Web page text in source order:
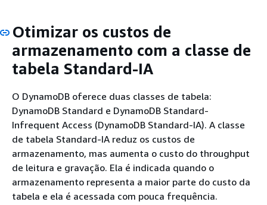
Otimizar os custos de
armazenamento com a classe de
tabela Standard-IA
O DynamoDB oferece duas classes de tabela:
DynamoDB Standard e DynamoDB Standard-
Infrequent Access (DynamoDB Standard-IA). A classe
de tabela Standard-IA reduz os custos de
armazenamento, mas aumenta o custo do throughput
de leitura e gravação. Ela é indicada quando o
armazenamento representa a maior parte do custo da
tabela e ela é acessada com pouca frequência.